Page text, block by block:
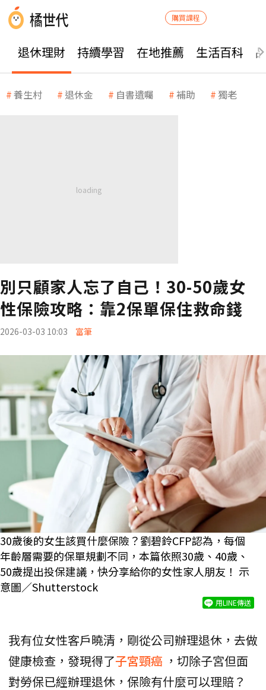
購買課程
退休理財 持續學習 在地推薦 生活百科
養生村 退休金 自書遺囑 補助 獨老
別只顧家人忘了自己！30-50歲女
性保險攻略：靠2保單保住救命錢
2026-03-03 10:03 富筆
30歲後的女生該買什麼保險？劉碧鈴CFP認為，每個
年齡層需要的保單規劃不同，本篇依照30歲、40歲、
50歲提出投保建議，快分享給你的女性家人朋友！ 示
意圖／Shutterstock
用LINE傳送
我有位女性客戶曉清，剛從公司辦理退休，去做
健康檢查，發現得了子宮頸癌 ，切除子宮但面
對勞保已經辦理退休，保險有什麼可以理賠？